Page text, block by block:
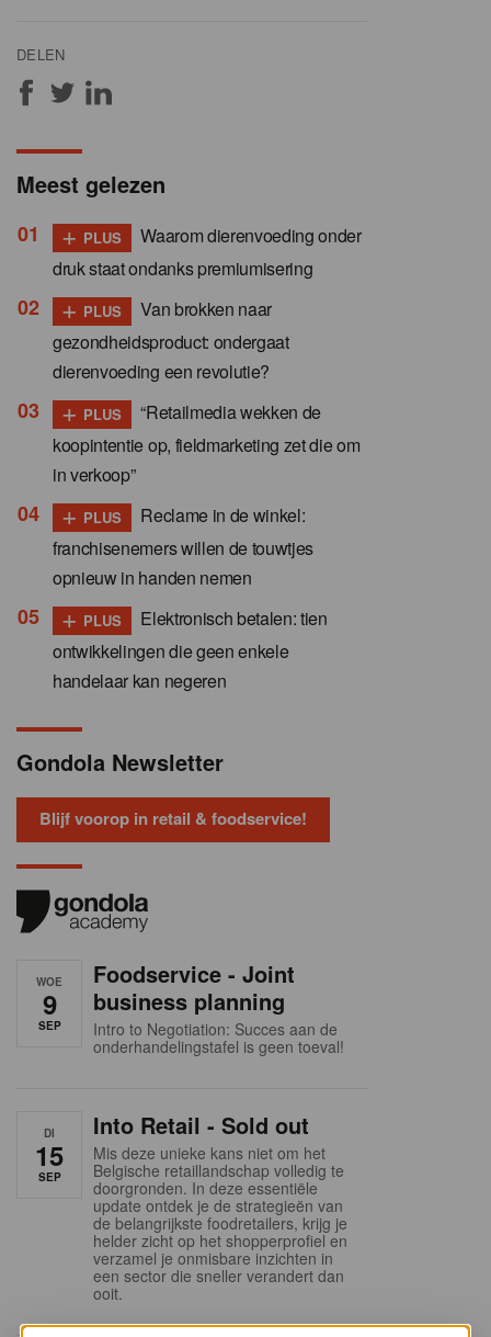
DELEN
Meest gelezen
+ PLUS
Waarom dierenvoeding onder
druk staat ondanks premiumisering
+ PLUS
Van brokken naar
gezondheidsproduct: ondergaat
dierenvoeding een revolutie?
+ PLUS
“Retailmedia wekken de
koopintentie op, fieldmarketing zet die om
in verkoop”
+ PLUS
Reclame in de winkel:
franchisenemers willen de touwtjes
opnieuw in handen nemen
+ PLUS
Elektronisch betalen: tien
ontwikkelingen die geen enkele
handelaar kan negeren
Gondola Newsletter
Blijf voorop in retail & foodservice!
WOE
9
SEP
Foodservice - Joint
business planning
Intro to Negotiation: Succes aan de
onderhandelingstafel is geen toeval!
DI
15
SEP
Into Retail - Sold out
Mis deze unieke kans niet om het
Belgische retaillandschap volledig te
doorgronden. In deze essentiële
update ontdek je de strategieën van
de belangrijkste foodretailers, krijg je
helder zicht op het shopperprofiel en
verzamel je onmisbare inzichten in
een sector die sneller verandert dan
ooit.